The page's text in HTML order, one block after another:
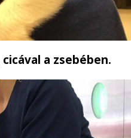
a zsebében.